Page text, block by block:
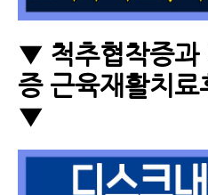
▼ 척추협착증과
증 근육재활치
▼